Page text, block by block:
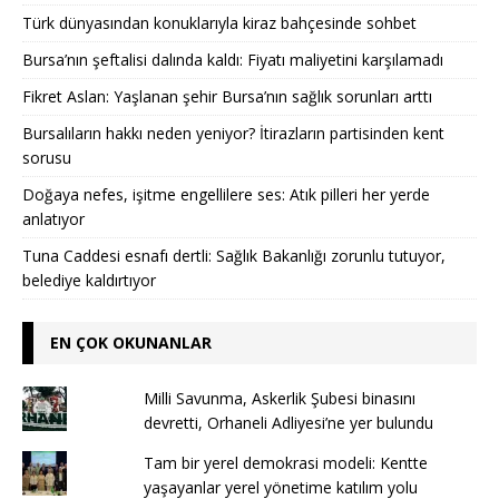
Türk dünyasından konuklarıyla kiraz bahçesinde sohbet
Bursa’nın şeftalisi dalında kaldı: Fiyatı maliyetini karşılamadı
Fikret Aslan: Yaşlanan şehir Bursa’nın sağlık sorunları arttı
Bursalıların hakkı neden yeniyor? İtirazların partisinden kent
sorusu
Doğaya nefes, işitme engellilere ses: Atık pilleri her yerde
anlatıyor
Tuna Caddesi esnafı dertli: Sağlık Bakanlığı zorunlu tutuyor,
belediye kaldırtıyor
EN ÇOK OKUNANLAR
Milli Savunma, Askerlik Şubesi binasını
devretti, Orhaneli Adliyesi’ne yer bulundu
Tam bir yerel demokrasi modeli: Kentte
yaşayanlar yerel yönetime katılım yolu